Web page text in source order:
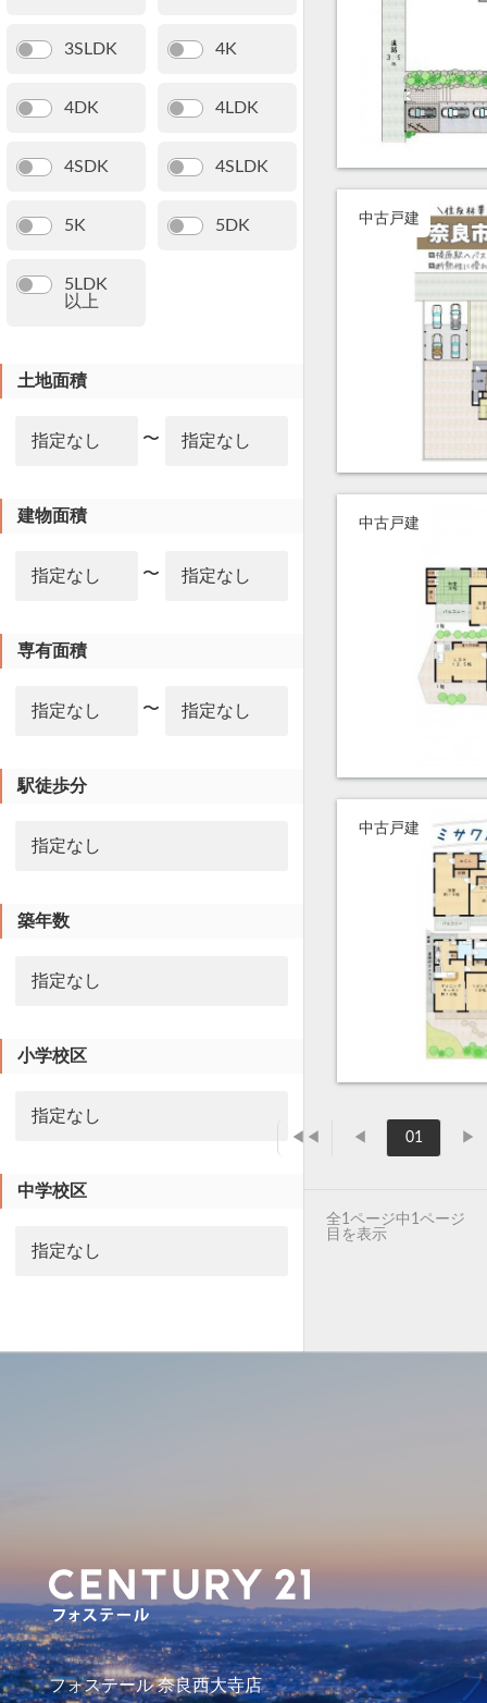
3SLDK 4K
4DK 4LDK
4SDK 4SLDK
5K 5DK
5LDK
以上
土地面積
〜
建物面積
〜
専有面積
〜
駅徒歩分
築年数
小学校区
中学校区
中古戸建
中古戸建
中古戸建
◀◀ ◀ 01 ▶
全1ページ中1ページ
目を表示
フォステール 奈良西大寺店